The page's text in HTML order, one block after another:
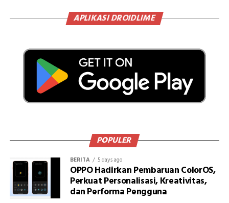
APLIKASI DROIDLIME
POPULER
BERITA 5 days ago
OPPO Hadirkan Pembaruan ColorOS,
Perkuat Personalisasi, Kreativitas,
dan Performa Pengguna